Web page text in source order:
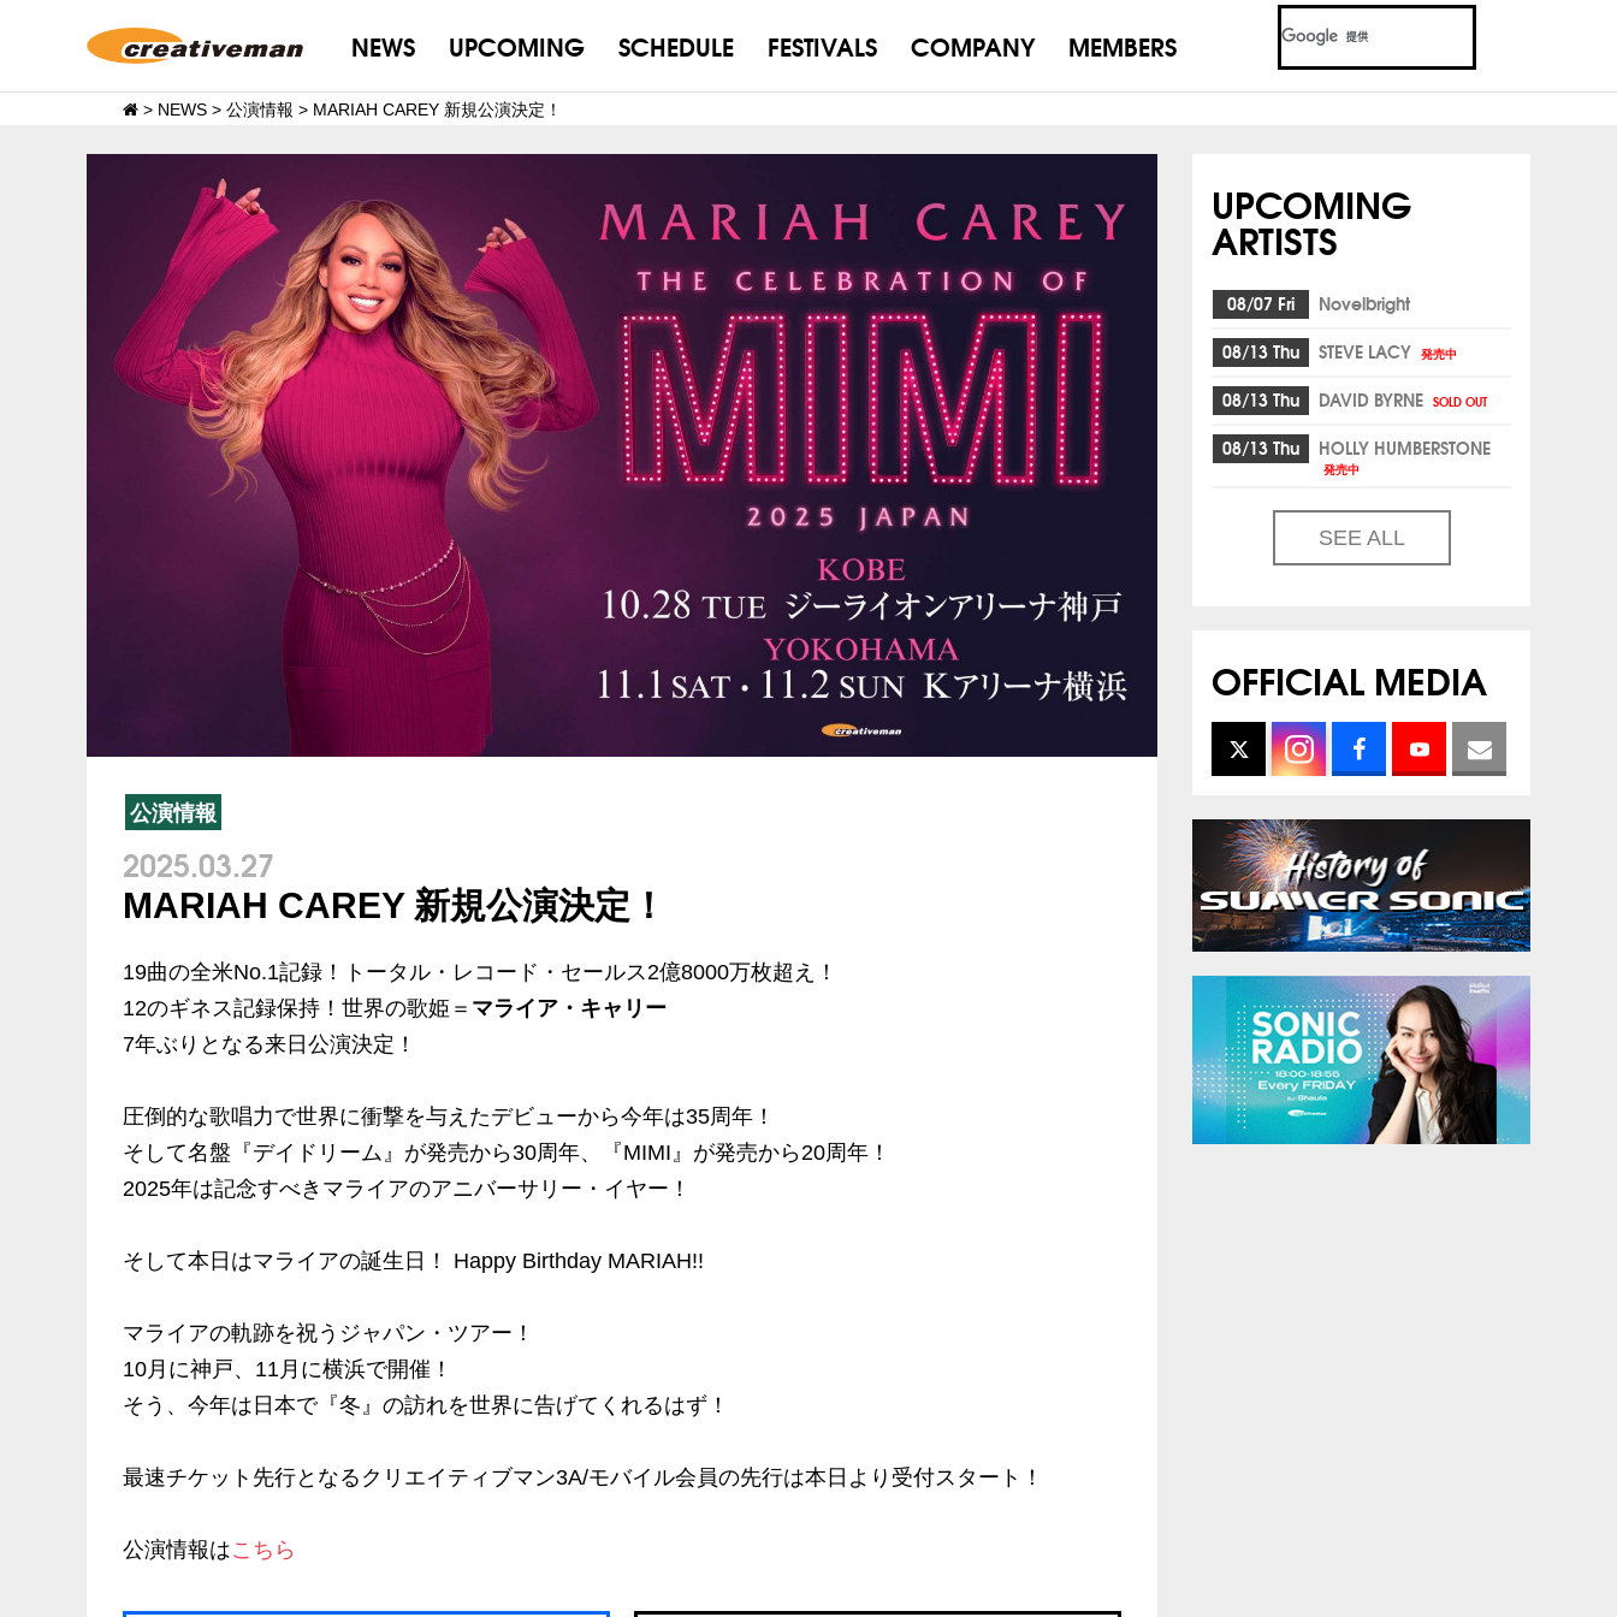
NEWS UPCOMING SCHEDULE FESTIVALS COMPANY MEMBERS
> NEWS > 公演情報 > MARIAH CAREY 新規公演決定！
公演情報
2025.03.27
MARIAH CAREY 新規公演決定！
19曲の全米No.1記録！トータル・レコード・セールス2億8000万枚超え！
12のギネス記録保持！世界の歌姫＝ マライア・キャリー
7年ぶりとなる来日公演決定！
圧倒的な歌唱力で世界に衝撃を与えたデビューから今年は35周年！
そして名盤『デイドリーム』が発売から30周年、『MIMI』が発売から20周年！
2025年は記念すべきマライアのアニバーサリー・イヤー！
そして本日はマライアの誕生日！ Happy Birthday MARIAH!!
マライアの軌跡を祝うジャパン・ツアー！
10月に神戸、11月に横浜で開催！
そう、今年は日本で『冬』の訪れを世界に告げてくれるはず！
最速チケット先行となるクリエイティブマン3A/モバイル会員の先行は本日より受付スタート！
公演情報はこちら
UPCOMING
ARTISTS
08/07 Fri
Novelbright
08/13 Thu
STEVE LACY 発売中
08/13 Thu DAVID BYRNE SOLD OUT
08/13 Thu HOLLY HUMBERSTONE
発売中
SEE ALL
OFFICIAL MEDIA